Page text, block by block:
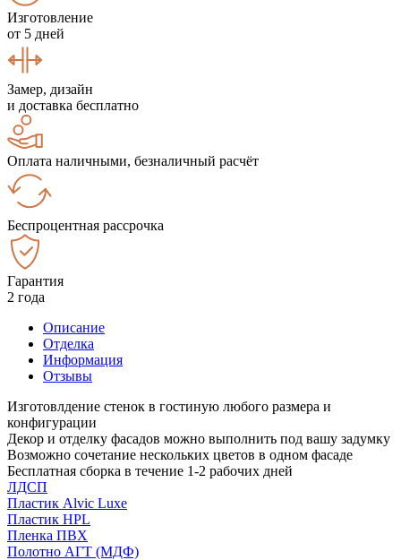
Изготовление
от 5 дней
Замер, дизайн
и доставка бесплатно
Оплата наличными, безналичный расчёт
Беспроцентная рассрочка
Гарантия
2 года
Описание
Отделка
Информация
Отзывы
Изготовлдение стенок в гостиную любого размера и
конфигурации
Декор и отделку фасадов можно выполнить под вашу задумку
Возможно сочетание нескольких цветов в одном фасаде
Бесплатная сборка в течение 1-2 рабочих дней
ЛДСП
Пластик Alvic Luxe
Пластик HPL
Пленка ПВХ
Полотно АГТ (МДФ)